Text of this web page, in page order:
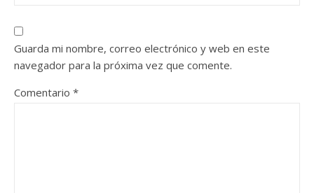
Guarda mi nombre, correo electrónico y web en este
navegador para la próxima vez que comente.
Comentario *